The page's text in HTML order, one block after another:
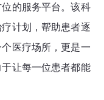
的服务平台。该科
计划，帮助患者逐
医疗场所，更是一
让每一位患者都能